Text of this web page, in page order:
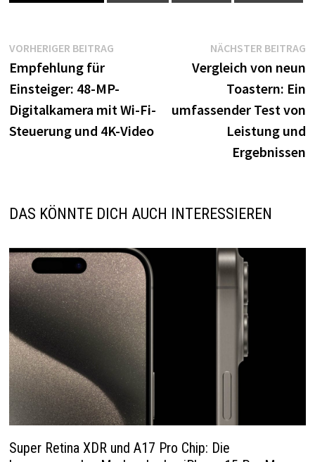
Beitragsnavigation
VORHERIGER BEITRAGVorheriger
Empfehlung für
Einsteiger: 48-MP-
Digitalkamera mit Wi-Fi-
Steuerung und 4K-Video
NÄCHSTER BEITRAG
Vergleich von neun
Toastern: Ein
umfassender Test von
Leistung und
Ergebnissen
DAS KÖNNTE DICH AUCH INTERESSIEREN
Super Retina XDR und A17 Pro Chip: Die